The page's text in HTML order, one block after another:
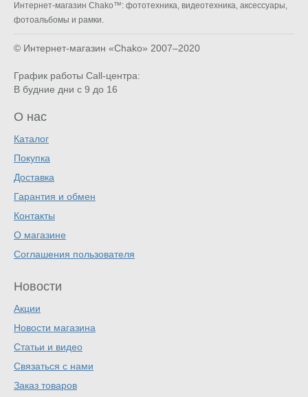
Интернет-магазин Chako™: фототехника, видеотехника, аксессуары,
фотоальбомы и рамки.
© Интернет-магазин «Chako» 2007–2020
График работы Call-центра:
В будние дни с 9 до 16
О нас
Каталог
Покупка
Доставка
Гарантия и обмен
Контакты
О магазине
Соглашения пользователя
Новости
Акции
Новости магазина
Статьи и видео
Связаться с нами
Заказ товаров